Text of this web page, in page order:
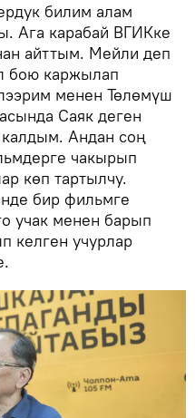
билим алам
Ага карабай ВГИКке
айттым. Мейли деп
бою каржылап
менен Төлөмүш
Саяк деген
Андан соң
чакырып
көп тартылчу.
бир фильмге
учак менен барып
келген учурлар